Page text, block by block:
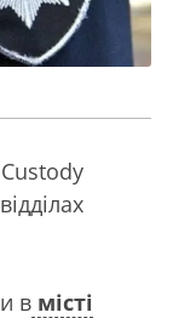
в місті